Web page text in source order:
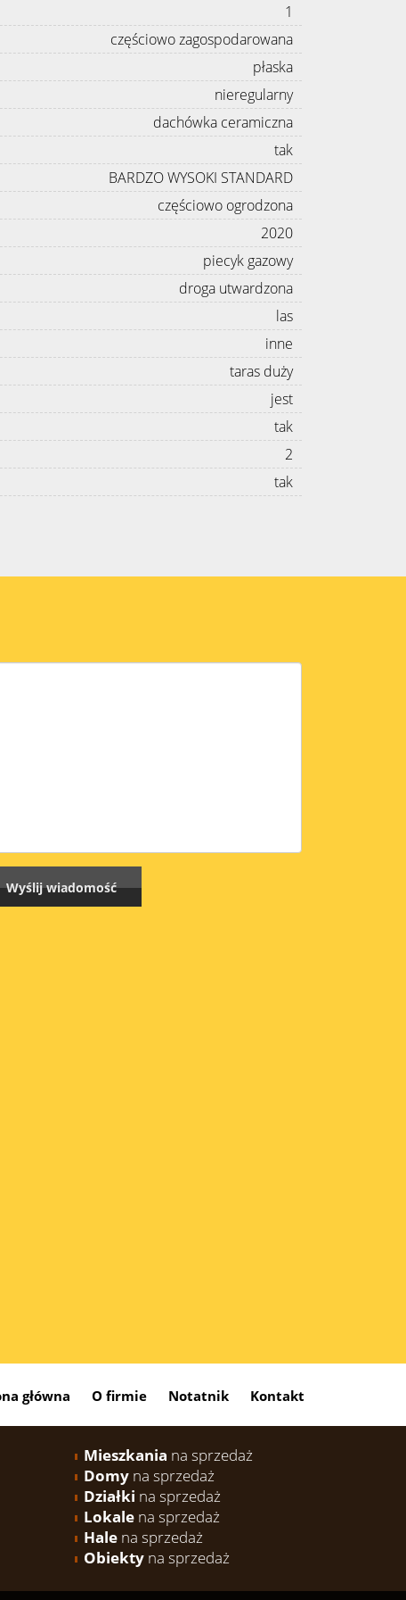
1
częściowo zagospodarowana
płaska
nieregularny
dachówka ceramiczna
tak
BARDZO WYSOKI STANDARD
częściowo ogrodzona
2020
piecyk gazowy
droga utwardzona
las
inne
taras duży
jest
tak
2
tak
główna O firmie Notatnik Kontakt
Mieszkania na sprzedaż
Domy na sprzedaż
Działki na sprzedaż
Lokale na sprzedaż
Hale na sprzedaż
Obiekty na sprzedaż